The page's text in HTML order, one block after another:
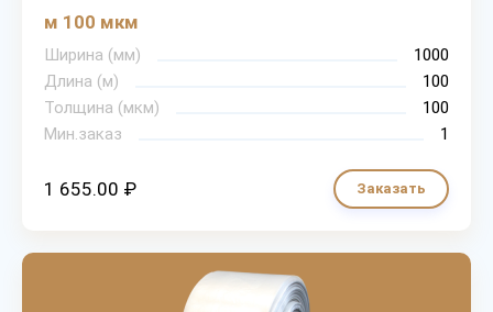
м 100 мкм
Ширина (мм)
1000
Длина (м)
100
Толщина (мкм)
100
Мин.заказ
1
1 655.00 ₽ Заказать